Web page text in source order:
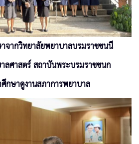
ากวิทยาลัยพยาบาลบรมราชชนนี
ศาสตร์ สถาบันพระบรมราชชนก
กษาดูงานสภาการพยาบาล